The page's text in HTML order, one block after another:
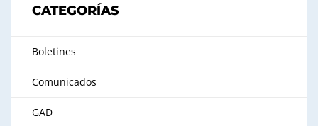
CATEGORÍAS
Boletines
Comunicados
GAD